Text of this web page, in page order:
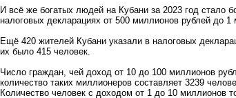
И всё же богатых людей на Кубани за 2023 год стало
налоговых декларациях от 500 миллионов рублей до
Ещё 420 жителей Кубани указали в налоговых
их было 415 человек.
Число граждан, чей доход от 10 до 100 миллионов
количество таких миллионеров составляет 3239
Количество человек с доходом от 1 до 10 миллионов